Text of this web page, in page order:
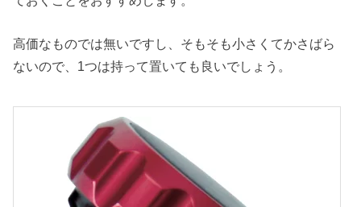
高価なものでは無いですし、そもそも小さくてかさばら
ないので、1つは持って置いても良いでしょう。